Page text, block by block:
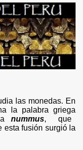
las monedas. En
la palabra griega
nummus, que
esta fusión surgió la